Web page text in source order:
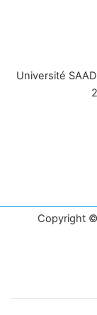
Université
Copyright